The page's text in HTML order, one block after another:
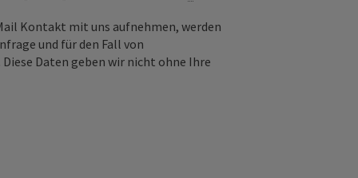
Kontakt mit uns aufnehmen, werden
und für den Fall von
Daten geben wir nicht ohne Ihre